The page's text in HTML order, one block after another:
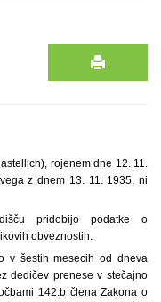
rojenem dne 12. 11.
z dnem 13. 11. 1935, ni
pridobijo podatke o
obveznostih.
v šestih mesecih od dneva
dedičev prenese v stečajno
142.b člena Zakona o